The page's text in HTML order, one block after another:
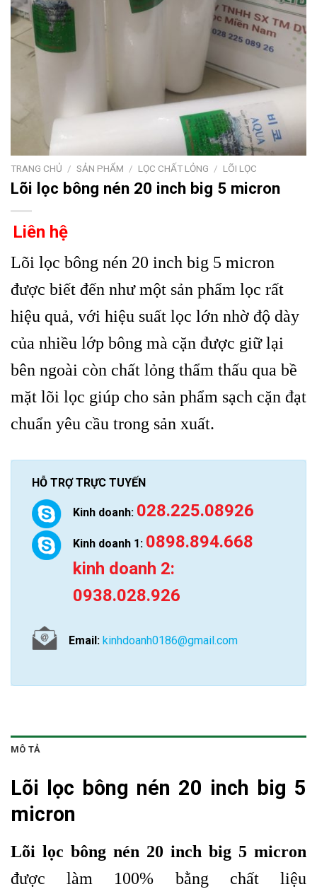
TRANG CHỦ / SẢN PHẨM / LỌC CHẤT LỎNG / LÕI LỌC
Lõi lọc bông nén 20 inch big 5 micron
Liên hệ
Lõi lọc bông nén 20 inch big 5 micron
được biết đến như một sản phẩm lọc rất
hiệu quả, với hiệu suất lọc lớn nhờ độ dày
của nhiều lớp bông mà cặn được giữ lại
bên ngoài còn chất lỏng thẩm thấu qua bề
mặt lõi lọc giúp cho sản phẩm sạch cặn đạt
chuẩn yêu cầu trong sản xuất.
HỖ TRỢ TRỰC TUYẾN
Kinh doanh: 028.225.08926
Kinh doanh 1: 0898.894.668
kinh doanh 2:
0938.028.926
Email: kinhdoanh0186@gmail.com
MÔ TẢ
Lõi lọc bông nén 20 inch big 5
micron
Lõi lọc bông nén 20 inch big 5 micron
được làm 100% bằng chất liệu